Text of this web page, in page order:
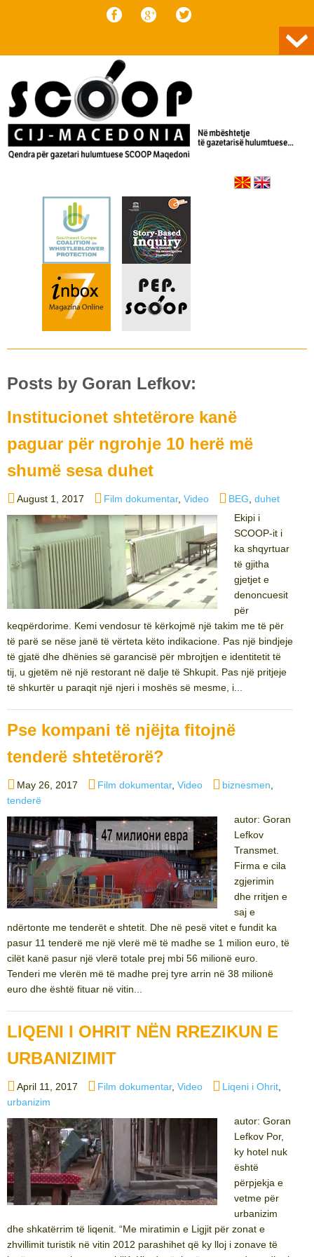
Posts by Goran Lefkov:
Institucionet shtetërore kanë
paguar për ngrohje 10 herë më
shumë sesa duhet
Posted
on
August 1, 2017 Categories
Film dokumentar, Video Tags
BEG duhet
Ekipi i
SCOOP-it i
ka shqyrtuar
të gjitha
gjetjet e
denoncuesit
për
keqpërdorime. Kemi vendosur të kërkojmë një takim me të për
të parë se nëse janë të vërteta këto indikacione. Pas një bindjeje
të gjatë dhe dhënies së garancisë për mbrojtjen e identitetit të
tij, u gjetëm në një restorant në dalje të Shkupit. Pas një pritjeje
të shkurtër u paraqit një njeri i moshës së mesme, i...
Pse kompani të njëjta fitojnë
tenderë shtetërorë?
Posted
on
May 26, 2017 Categories
Film dokumentar, Video Tags
biznesmen
tenderë
autor: Goran
Lefkov
Transmet.
Firma e cila
zgjerimin
dhe rritjen e
saj e
ndërtonte me tenderët e shtetit. Dhe në pesë vitet e fundit ka
pasur 11 tenderë me një vlerë më të madhe se 1 milion euro, të
cilët kanë pasur një vlerë totale prej mbi 56 milionë euro.
Tenderi me vlerën më të madhe prej tyre arrin në 38 milionë
euro dhe është fituar në vitin...
LIQENI I OHRIT NËN RREZIKUN E
URBANIZIMIT
Posted
on
April 11, 2017 Categories
Film dokumentar, Video Tags
Liqeni i Ohrit
urbanizim
autor: Goran
Lefkov Por,
ky hotel nuk
është
përpjekja e
vetme për
urbanizim
dhe shkatërrim të liqenit. “Me miratimin e Ligjit për zonat e
zhvillimit turistik në vitin 2012 parashihet që ky lloj i zonave të